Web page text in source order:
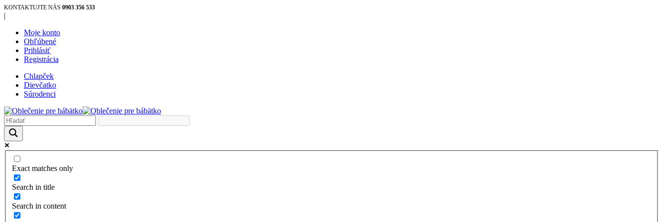
KONTAKTUJTE NÁS 0903 356 533
|
Moje konto
Obľúbené
Prihlásiť
Registrácia
Chlapček
Dievčatko
Súrodenci
Exact matches only
Search in title
Search in content